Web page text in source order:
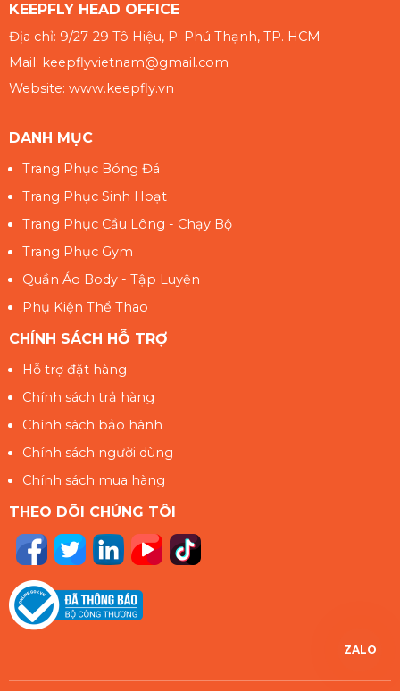
KEEPFLY HEAD OFFICE
Địa chỉ: 9/27-29 Tô Hiệu, P. Phú Thạnh, TP. HCM
Mail: keepflyvietnam@gmail.com
Website: www.keepfly.vn
DANH MỤC
Trang Phục Bóng Đá
Trang Phục Sinh Hoạt
Trang Phục Cầu Lông - Chạy Bộ
Trang Phục Gym
Quần Áo Body - Tập Luyện
Phụ Kiện Thể Thao
CHÍNH SÁCH HỖ TRỢ
Hỗ trợ đặt hàng
Chính sách trả hàng
Chính sách bảo hành
Chính sách người dùng
Chính sách mua hàng
THEO DÕI CHÚNG TÔI
ZALO